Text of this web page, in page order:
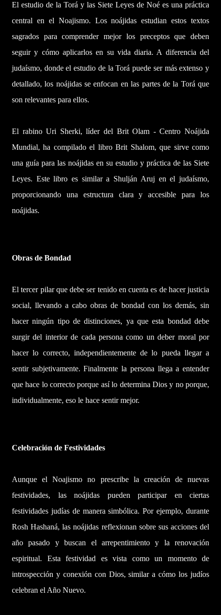
El estudio de la Torá y las Siete Leyes de Noé es una práctica
central en el Noajismo. Los noájidas estudian estos textos
sagrados para comprender mejor los preceptos que deben
seguir y cómo aplicarlos en su vida diaria. A diferencia del
judaísmo, donde el estudio de la Torá puede ser más extenso y
detallado, los noájidas se enfocan en las partes de la Torá que
son relevantes para ellos.
El rabino Uri Sherki, líder del Brit Olam - Centro Noájida
Mundial, ha compilado el libro Brit Shalom, que sirve como
una guía para las noájidas en su estudio y práctica de las Siete
Leyes. Este libro es similar a Shulján Aruj en el judaísmo,
proporcionando una estructura clara y accesible para los
noájidas.
Obras de Bondad
El tercer pilar que debe ser tenido en cuenta es de hacer justicia
social, llevando a cabo obras de bondad con los demás, sin
hacer ningún tipo de distinciones, ya que esta bondad debe
surgir del interior de cada persona como un deber moral por
hacer lo correcto, independientemente de lo pueda llegar a
sentir subjetivamente. Finalmente la persona llega a entender
que hace lo correcto porque así lo determina Dios y no porque,
individualmente, eso le hace sentir mejor.
Celebración de Festividades
Aunque el Noajismo no prescribe la creación de nuevas
festividades, las noájidas pueden participar en ciertas
festividades judías de manera simbólica. Por ejemplo, durante
Rosh Hashaná, las noájidas reflexionan sobre sus acciones del
año pasado y buscan el arrepentimiento y la renovación
espiritual. Esta festividad es vista como un momento de
introspección y conexión con Dios, similar a cómo los judíos
celebran el Año Nuevo.